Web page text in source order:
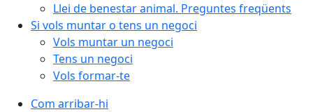
Llei de benestar animal. Preguntes freqüents
Si vols muntar o tens un negoci
Vols muntar un negoci
Tens un negoci
Vols formar-te
Com arribar-hi